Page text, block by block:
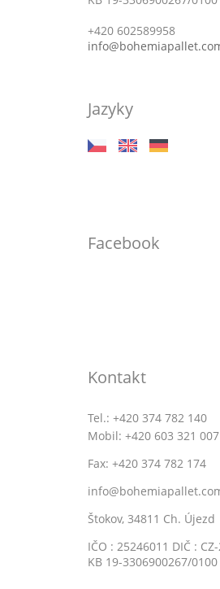
+420 602589958
Jazyky
Facebook
Kontakt
Tel.: +420 374 782 140
Mobil: +420 603 321 007
Fax: +420 374 782 174
Štokov, 34811 Ch. Újezd
IČO : 25246011 DIČ :
KB 19-3306900267/0100